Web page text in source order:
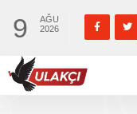
9
AĞU
2026